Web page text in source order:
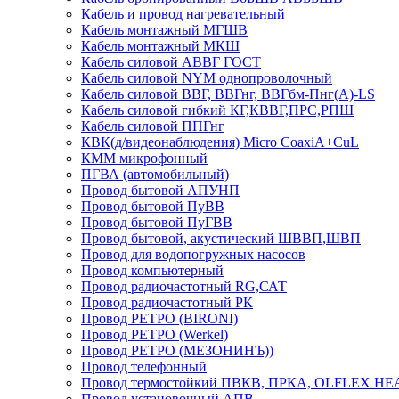
Кабель и провод нагревательный
Кабель монтажный МГШВ
Кабель монтажный МКШ
Кабель силовой АВВГ ГОСТ
Кабель силовой NYM однопроволочный
Кабель силовой ВВГ, ВВГнг, ВВГбм-Пнг(А)-LS
Кабель силовой гибкий КГ,КВВГ,ПРС,РПШ
Кабель силовой ППГнг
КВК(д/видеонаблюдения) Micro CoaxiA+CuL
КММ микрофонный
ПГВА (автомобильный)
Провод бытовой АПУНП
Провод бытовой ПуВВ
Провод бытовой ПуГВВ
Провод бытовой, акустический ШВВП,ШВП
Провод для водопогружных насосов
Провод компьютерный
Провод радиочастотный RG,САТ
Провод радиочастотный РК
Провод РЕТРО (BIRONI)
Провод РЕТРО (Werkel)
Провод РЕТРО (МЕЗОНИНЪ))
Провод телефонный
Провод термостойкий ПВКВ, ПРКА, OLFLEX